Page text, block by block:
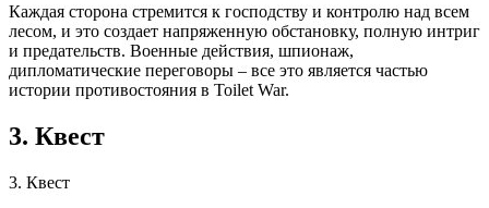
Каждая сторона стремится к господству и контролю над всем
лесом, и это создает напряженную обстановку, полную интриг
и предательств. Военные действия, шпионаж,
дипломатические переговоры – все это является частью
истории противостояния в Toilet War.
3. Квест
3. Квест